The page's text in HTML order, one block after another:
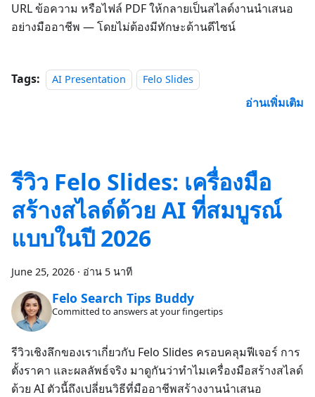
URL ข้อความ หรือไฟล์ PDF ให้กลายเป็นสไลด์งานนำเสนอ
อย่างมืออาชีพ — โดยไม่ต้องมีทักษะด้านดีไซน์
Tags: AI Presentation Felo Slides
อ่านเพิ่มเติม
รีวิว Felo Slides: เครื่องมือ
สร้างสไลด์ด้วย AI ที่สมบูรณ์
แบบในปี 2026
June 25, 2026 · อ่าน 5 นาที
Felo Search Tips Buddy
Committed to answers at your fingertips
รีวิวเชิงลึกของเราเกี่ยวกับ Felo Slides ครอบคลุมฟีเจอร์ การ
ตั้งราคา และผลลัพธ์จริง มาดูกันว่าทำไมเครื่องมือสร้างสไลด์
ด้วย AI ตัวนี้ถึงเปลี่ยนวิธีที่มืออาชีพสร้างงานนำเสนอ